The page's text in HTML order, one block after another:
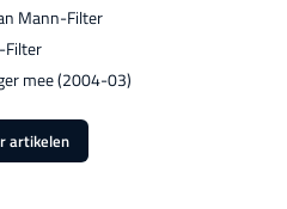
Mann-Filter
Filter
mee (2004-03)
artikelen